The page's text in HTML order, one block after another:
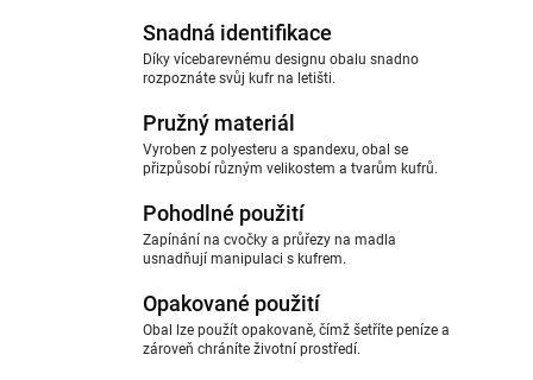
Snadná identifikace
Díky vícebarevnému designu obalu snadno
rozpoznáte svůj kufr na letišti.
Pružný materiál
Vyroben z polyesteru a spandexu, obal se
přizpůsobí různým velikostem a tvarům kufrů.
Pohodlné použití
Zapínání na cvočky a průřezy na madla
usnadňují manipulaci s kufrem.
Opakované použití
Obal lze použít opakovaně, čímž šetříte peníze a
zároveň chráníte životní prostředí.